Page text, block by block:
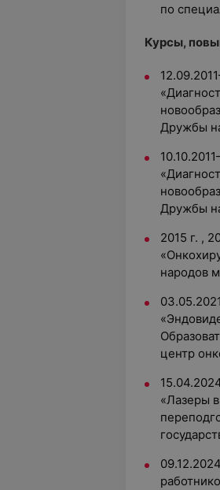
по
Курсы,
Дружбы
Дружбы
2015 г. ,
народов
центр
«Лазеры